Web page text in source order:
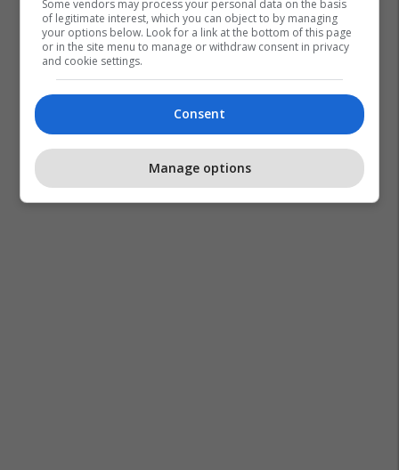
Some vendors may process your personal data on the basis
of legitimate interest, which you can object to by managing
your options below. Look for a link at the bottom of this page
or in the site menu to manage or withdraw consent in privacy
and cookie settings.
Consent
Manage options